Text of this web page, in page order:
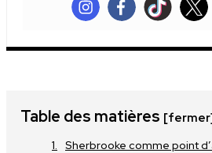
Table des matières
Sherbrooke comme point